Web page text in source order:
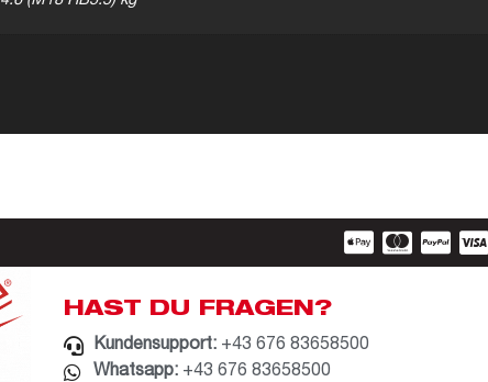
HAST DU FRAGEN?
Kundensupport: +43 676 83658500
Whatsapp: +43 676 83658500